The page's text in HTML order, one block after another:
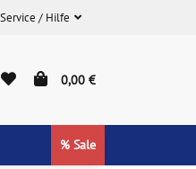
Service / Hilfe
0,00 €
% Sale